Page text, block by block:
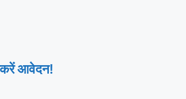
करें आवेदन!